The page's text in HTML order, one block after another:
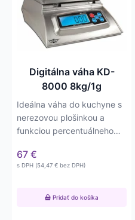
Digitálna váha KD-
8000 8kg/1g
Ideálna váha do kuchyne s
nerezovou plošinkou a
funkciou percentuálneho
67 €
s DPH (54,47 € bez DPH)
Pridať do košíka